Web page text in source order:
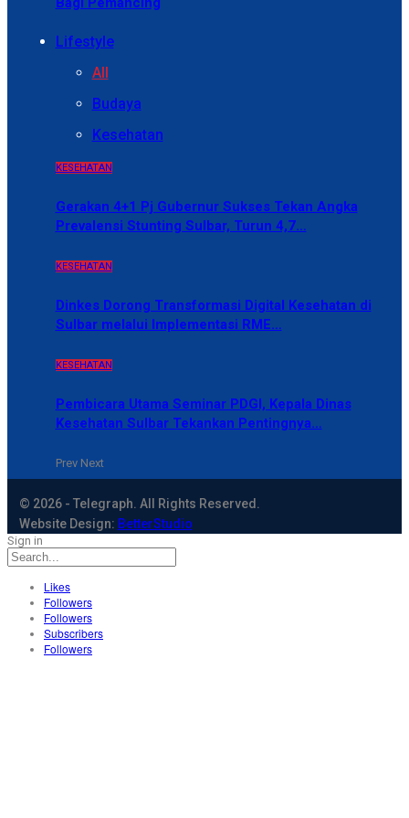
Lifestyle
All
Budaya
Kesehatan
KESEHATAN
Gerakan 4+1 Pj Gubernur Sukses Tekan Angka
Prevalensi Stunting Sulbar, Turun 4,7…
KESEHATAN
Dinkes Dorong Transformasi Digital Kesehatan di
Sulbar melalui Implementasi RME…
KESEHATAN
Pembicara Utama Seminar PDGI, Kepala Dinas
Kesehatan Sulbar Tekankan Pentingnya…
Prev Next
© 2026 - Telegraph. All Rights Reserved.
Website Design: BetterStudio
Sign in
Likes
Followers
Followers
Subscribers
Followers